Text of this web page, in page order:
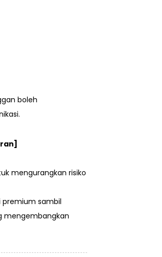
boleh
mengurangkan risiko
premium sambil
mengembangkan